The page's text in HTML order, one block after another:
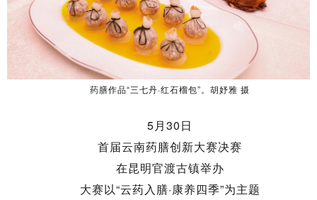
药膳作品“三七丹·红石榴包”。胡妤雅 摄
5月30日
首届云南药膳创新大赛决赛
在昆明官渡古镇举办
大赛以“云药入膳·康养四季”为主题